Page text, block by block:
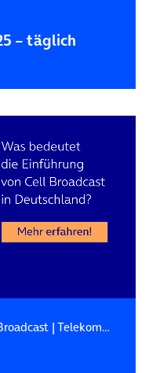
– täglich
|Telekommunikation